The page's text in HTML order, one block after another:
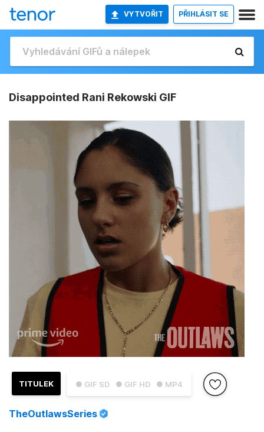
VYTVOŘIT PŘIHLÁSIT SE
Disappointed Rani Rekowski GIF
● GIF SD ● GIF HD ● MP4
TITULEK
TheOutlawsSeries